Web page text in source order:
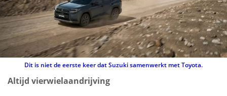
Dit is niet de eerste keer dat Suzuki samenwerkt met Toyota.
Altijd vierwielaandrijving